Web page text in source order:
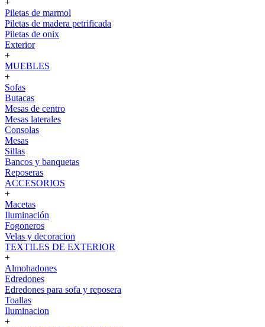
+
Piletas de marmol
Piletas de madera petrificada
Piletas de onix
Exterior
+
MUEBLES
+
Sofas
Butacas
Mesas de centro
Mesas laterales
Consolas
Mesas
Sillas
Bancos y banquetas
Reposeras
ACCESORIOS
+
Macetas
Iluminación
Fogoneros
Velas y decoracion
TEXTILES DE EXTERIOR
+
Almohadones
Edredones
Edredones para sofa y reposera
Toallas
Iluminacion
+